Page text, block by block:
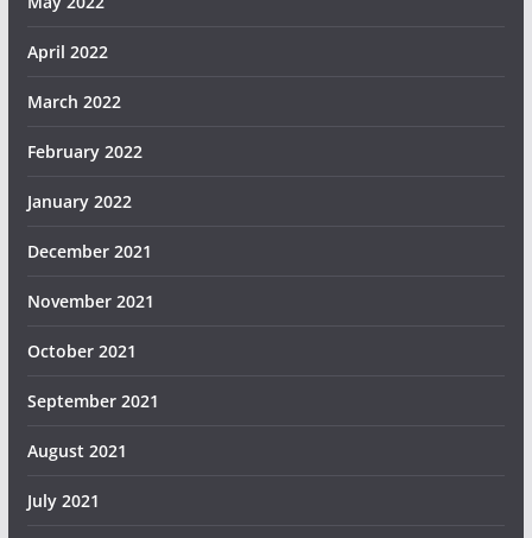
April 2022
March 2022
February 2022
January 2022
December 2021
November 2021
October 2021
September 2021
August 2021
July 2021